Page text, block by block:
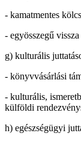
- kamatmentes
- egyösszegű
g) kulturális
- könyvvásárlási
- kulturális,
külföldi
h) egészségügyi